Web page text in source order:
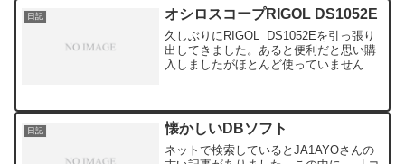
日記 オシロスコープRIGOL DS1052E
久しぶりにRIGOL DS1052Eを引っ張り
出してきました。あると便利だと思い購
入しましたがほとんど使っていません。
ファームウェアのダウンロードはしまし
たがとりあえず...
日記 懐かしいDBソフト
ネットで検索しているとJA1AYOさんの